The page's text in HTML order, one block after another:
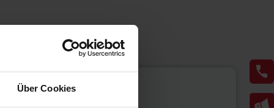
Über Cookies
passt zu mir?